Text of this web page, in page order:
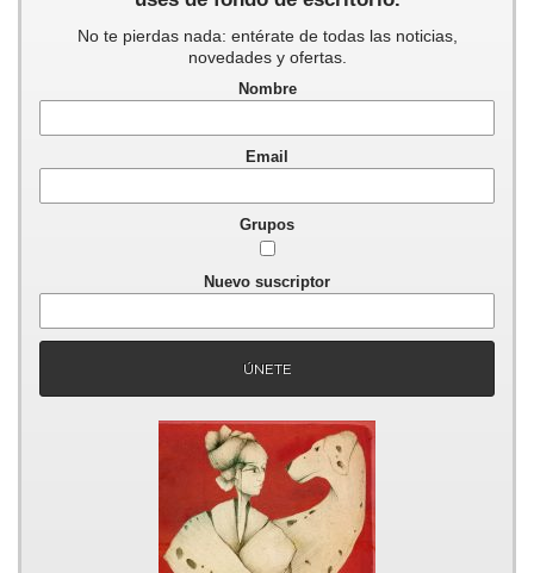
No te pierdas nada: entérate de todas las noticias,
novedades y ofertas.
Nombre
Email
Grupos
Nuevo suscriptor